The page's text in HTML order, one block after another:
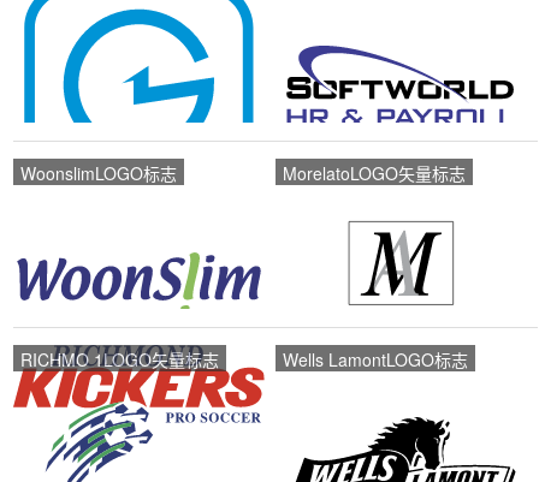
WoonslimLOGO标志 MorelatoLOGO矢量标志
RICHMO 1LOGO矢量标志 Wells LamontLOGO标志